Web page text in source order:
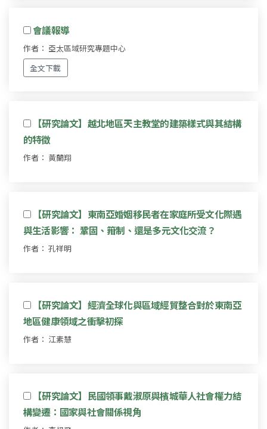
會議報導
作者： 亞太區域研究專題中心
全文下載
【研究論文】越北地區天主教堂的建築樣式與其結構
的特徵
作者： 黃蘭翔
【研究論文】東南亞婚姻移民者在家庭所受文化際遇
與生活影響： 鞏固、箝制、還是多元文化交流？
作者： 孔祥明
【研究論文】經濟全球化與區域經貿整合對於東南亞
地區健康領域之衝擊初探
作者： 江素慧
【研究論文】民國領事戴淑原與檳城華人社會權力結
構變遷：國家與社會關係視角